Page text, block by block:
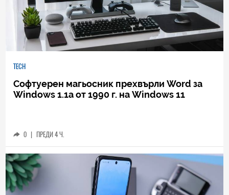
TECH
Софтуерен магьосник прехвърли Word за
Windows 1.1a от 1990 г. на Windows 11
0 ПРЕДИ 4 Ч.